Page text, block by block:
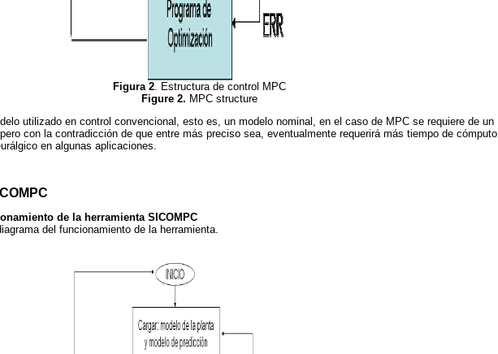
Figura 2. Estructura de control MPC
Figure 2. MPC structure
utilizado en control convencional, esto es, un modelo nominal, en el caso de MPC se requiere de un
con la contradicción de que entre más preciso sea, eventualmente requerirá más tiempo de cómputo
en algunas aplicaciones.
de la herramienta SICOMPC
del funcionamiento de la herramienta.